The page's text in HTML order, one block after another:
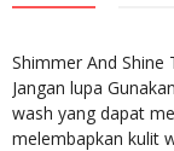
Shimmer And Shine
Jangan lupa
wash yang dapat
melembapkan kulit